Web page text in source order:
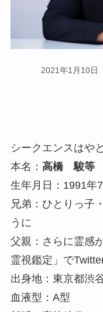
2021年1月10日
シークエンスはや
本名： 高橋 駿等
生年月日：1991年
兄弟：ひとりっ子
うに
父親：さらに霊感
霊視鑑定」で
出身地：東京都渋
血液型：A型